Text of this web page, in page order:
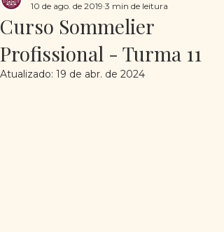
Curso Sommelier
Profissional - Turma 11
10 de ago. de 2019 3 min de leitura
Atualizado: 19 de abr. de 2024